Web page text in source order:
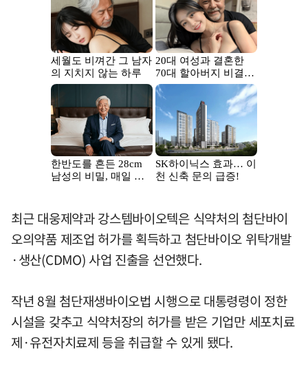
최근 대웅제약과 강스템바이오텍은 식약처의 첨단바이
오의약품 제조업 허가를 획득하고 첨단바이오 위탁개발
·생산(CDMO) 사업 진출을 선언했다.
작년 8월 첨단재생바이오법 시행으로 대통령령이 정한
시설을 갖추고 식약처장의 허가를 받은 기업만 세포치료
제·유전자치료제 등을 취급할 수 있게 됐다.